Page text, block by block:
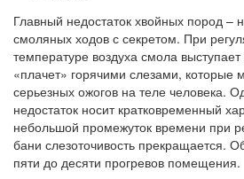
Главный недостаток хвойных пород –
смоляных ходов с секретом. При
температуре воздуха смола
«плачет» горячими слезами, которые
серьезных ожогов на теле человека.
недостаток носит кратковременный
небольшой промежуток времени при
бани слезоточивость прекращается.
пяти до десяти прогревов помещения.